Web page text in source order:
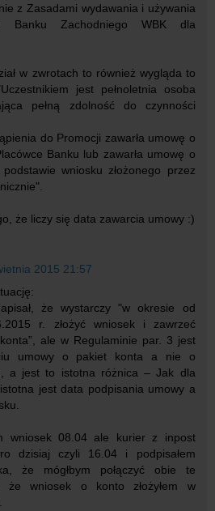
z Zasadami wydawania i używania
Banku Zachodniego WBK dla
w zwrotach to również wygląda to
jest pełnoletnia osoba
pełną zdolność do czynności
do Promocji zawarła umowę o
Banku lub zawarła umowę o
wniosku złożonego przez
że liczy się data zawarcia umowy :)
2015 21:57
że wystarczy "w okresie od
r. złożyć wniosek i zawrzeć
ale w Regulaminie par. 3 jest
umowy o pakiet konta a nie o
a jest to istotna różnica – Jak dla
jest data podpisania umowy a
wniosek 08.04 ale kurier z inpost
dzisiaj czyli 16.04 i podpisałem
że mógłbym połączyć obie te
że wniosek o konto złożyłem w